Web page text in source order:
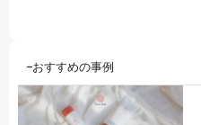
おすすめの事例